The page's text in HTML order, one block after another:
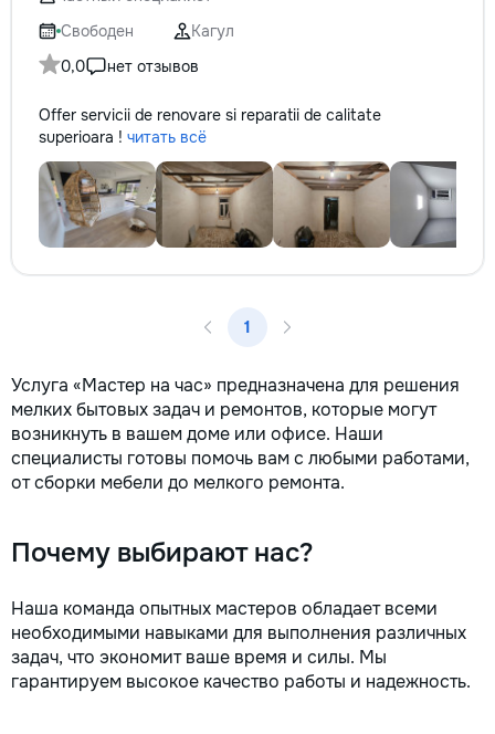
не включается? Не спешите
покупать новую! Спасем ваш
бюджет.
apartamentul
fără deșeuri de
Prețuri orientative
materiale:
producătorului,
categoria
porțelanată – de
la 2 500–7 000+
extensibil – de la
Calitatea noastră
dumneavoastră!
interiorul cât mai
| Telegram
consultații și
gratuit
Soluții pentru orice
Reparații
Свободен
Кагул
0,0
нет отзывов
Offer servicii de renovare si reparatii de calitate
superioara ! читать всё
1
Услуга «Мастер на час» предназначена для решения
мелких бытовых задач и ремонтов, которые могут
возникнуть в вашем доме или офисе. Наши
специалисты готовы помочь вам с любыми работами,
от сборки мебели до мелкого ремонта.
Почему выбирают нас?
Наша команда опытных мастеров обладает всеми
необходимыми навыками для выполнения различных
задач, что экономит ваше время и силы. Мы
гарантируем высокое качество работы и надежность.